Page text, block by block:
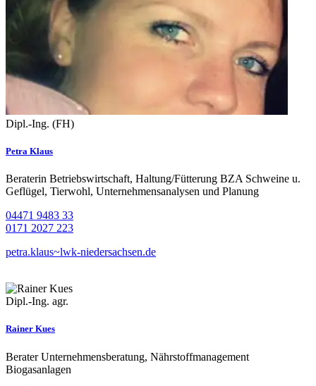
Dipl.-Ing. (FH)
Petra Klaus
Beraterin Betriebswirtschaft, Haltung/Fütterung BZA Schweine u.
Geflügel, Tierwohl, Unternehmensanalysen und Planung
04471 9483 33
0171 2027 223
petra.klaus~lwk-niedersachsen.de
Dipl.-Ing. agr.
Rainer Kues
Berater Unternehmensberatung, Nährstoffmanagement
Biogasanlagen